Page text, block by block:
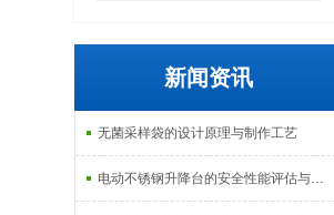
新闻资讯
无菌采样袋的设计原理与制作工艺
电动不锈钢升降台的安全性能评估与控制